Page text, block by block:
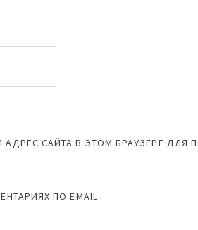
АДРЕС САЙТА В ЭТОМ БРАУЗЕРЕ
ПО EMAIL.